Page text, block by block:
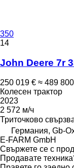
350
14
John Deere 7r
250 019 € ≈ 489
Колесен трактор
2023
2 572 м/ч
Триточково
Германия, Gb-
E-FARM GmbH
Свържете се с
Продавате